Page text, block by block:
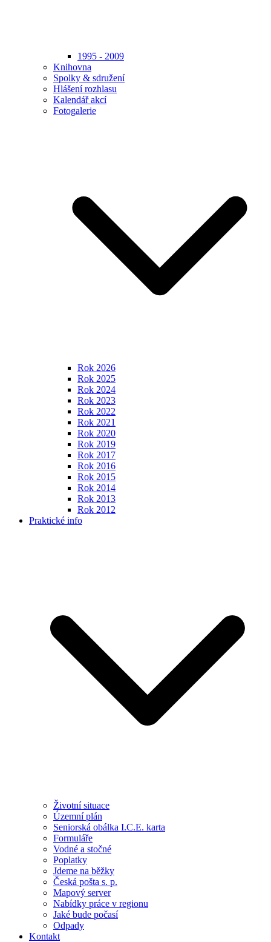
1995 - 2009
Knihovna
Spolky & sdružení
Hlášení rozhlasu
Kalendář akcí
Fotogalerie
Rok 2026
Rok 2025
Rok 2024
Rok 2023
Rok 2022
Rok 2021
Rok 2020
Rok 2019
Rok 2017
Rok 2016
Rok 2015
Rok 2014
Rok 2013
Rok 2012
Praktické info
Životní situace
Územní plán
Seniorská obálka I.C.E. karta
Formuláře
Vodné a stočné
Poplatky
Jdeme na běžky
Česká pošta s. p.
Mapový server
Nabídky práce v regionu
Jaké bude počasí
Odpady
Kontakt